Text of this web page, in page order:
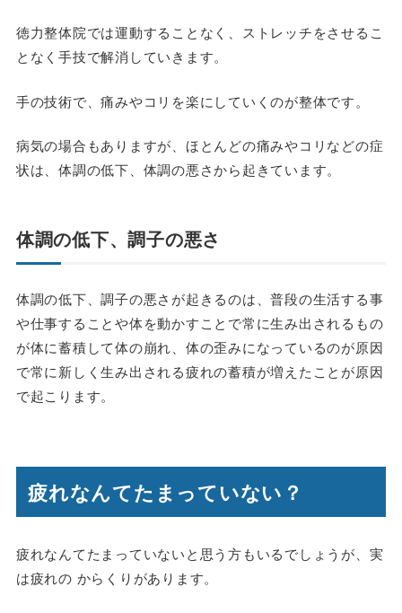
徳力整体院では運動することなく、ストレッチをさせるこ
となく手技で解消していきます。
手の技術で、痛みやコリを楽にしていくのが整体です。
病気の場合もありますが、ほとんどの痛みやコリなどの症
状は、体調の低下、体調の悪さから起きています。
体調の低下、調子の悪さ
体調の低下、調子の悪さが起きるのは、普段の生活する事
や仕事することや体を動かすことで常に生み出されるもの
が体に蓄積して体の崩れ、体の歪みになっているのが原因
で常に新しく生み出される疲れの蓄積が増えたことが原因
で起こります。
疲れなんてたまっていない？
疲れなんてたまっていないと思う方もいるでしょうが、実
は疲れの からくりがあります。